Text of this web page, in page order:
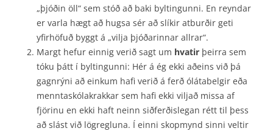
„þjóðin öll“ sem stóð að baki byltingunni. En reyndar
er varla hægt að hugsa sér að slíkir atburðir geti
yfirhöfuð byggt á „vilja þjóðarinnar allrar“.
Margt hefur einnig verið sagt um hvatir þeirra sem
tóku þátt í byltingunni: Hér á ég ekki aðeins við þá
gagnrýni að einkum hafi verið á ferð ólátabelgir eða
menntaskólakrakkar sem hafi ekki viljað missa af
fjörinu en ekki haft neinn siðferðislegan rétt til þess
að slást við lögregluna. Í einni skopmynd sinni veltir